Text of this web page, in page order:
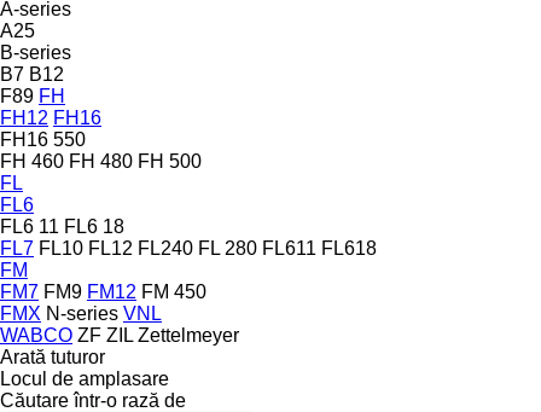
A-series
A25
B-series
B7 B12
F89 FH
FH12 FH16
FH16 550
FH 460 FH 480 FH 500
FL
FL6
FL6 11 FL6 18
FL7 FL10 FL12 FL240 FL 280 FL611 FL618
FM
FM7 FM9 FM12 FM 450
FMX N-series VNL
WABCO ZF ZIL Zettelmeyer
Arată tuturor
Locul de amplasare
Căutare într-o rază de